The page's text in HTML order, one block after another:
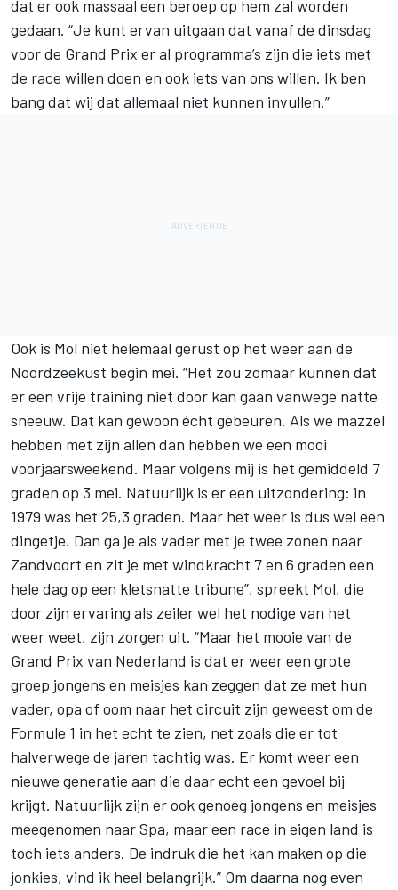
dat er ook massaal een beroep op hem zal worden
gedaan. “Je kunt ervan uitgaan dat vanaf de dinsdag
voor de Grand Prix er al programma’s zijn die iets met
de race willen doen en ook iets van ons willen. Ik ben
bang dat wij dat allemaal niet kunnen invullen.”
Ook is Mol niet helemaal gerust op het weer aan de
Noordzeekust begin mei. “Het zou zomaar kunnen dat
er een vrije training niet door kan gaan vanwege natte
sneeuw. Dat kan gewoon écht gebeuren. Als we mazzel
hebben met zijn allen dan hebben we een mooi
voorjaarsweekend. Maar volgens mij is het gemiddeld 7
graden op 3 mei. Natuurlijk is er een uitzondering: in
1979 was het 25,3 graden. Maar het weer is dus wel een
dingetje. Dan ga je als vader met je twee zonen naar
Zandvoort en zit je met windkracht 7 en 6 graden een
hele dag op een kletsnatte tribune”, spreekt Mol, die
door zijn ervaring als zeiler wel het nodige van het
weer weet, zijn zorgen uit. “Maar het mooie van de
Grand Prix van Nederland is dat er weer een grote
groep jongens en meisjes kan zeggen dat ze met hun
vader, opa of oom naar het circuit zijn geweest om de
Formule 1 in het echt te zien, net zoals die er tot
halverwege de jaren tachtig was. Er komt weer een
nieuwe generatie aan die daar echt een gevoel bij
krijgt. Natuurlijk zijn er ook genoeg jongens en meisjes
meegenomen naar Spa, maar een race in eigen land is
toch iets anders. De indruk die het kan maken op die
jonkies, vind ik heel belangrijk.” Om daarna nog even